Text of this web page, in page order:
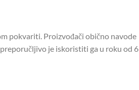
pokvariti. Proizvođači obično navode
je iskoristiti ga u roku od 6